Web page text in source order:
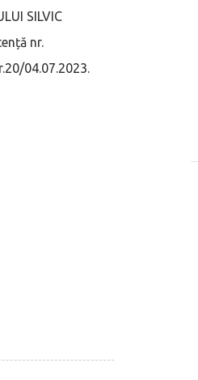
SILVIC
nr.
04.07.2023.